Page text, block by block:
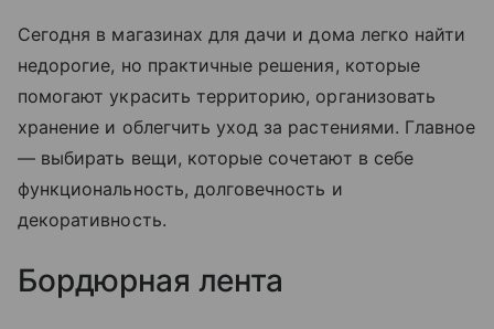
Сегодня в магазинах для дачи и дома легко найти
недорогие, но практичные решения, которые
помогают украсить территорию, организовать
хранение и облегчить уход за растениями. Главное
— выбирать вещи, которые сочетают в себе
функциональность, долговечность и
декоративность.
Бордюрная лента